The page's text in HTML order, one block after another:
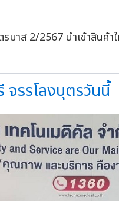
จรรโลงบุตรวันนี้